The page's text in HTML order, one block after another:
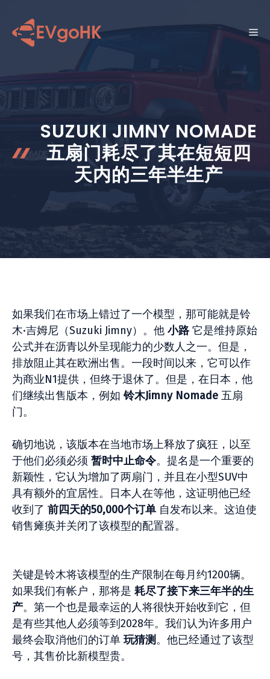
菜
SUZUKI JIMNY NOMADE
五扇门耗尽了其在短短四
天内的三年半生产
如果我们在市场上错过了一个模型，那可能就是铃
木·吉姆尼（Suzuki Jimny）。他 小路它是维持原始
公式并在沥青以外呈现能力的少数人之一。但是，
排放阻止其在欧洲出售。一段时间以来，它可以作
为商业N1提供，但终于退休了。但是，在日本，他
们继续出售版本，例如铃木Jimny Nomade 五扇
门。
确切地说，该版本在当地市场上释放了疯狂，以至
于他们必须必须 暂时中止命令。提名是一个重要的
新颖性，它认为增加了两扇门，并且在小型SUV中
具有额外的宜居性。日本人在等他，这证明他已经
收到了 前四天的50,000个订单 自发布以来。这迫使
销售瘫痪并关闭了该模型的配置器。
关键是铃木将该模型的生产限制在每月约1200辆。
如果我们有帐户，那将是 耗尽了接下来三年半的生
产。第一个也是最幸运的人将很快开始收到它，但
是有些其他人必须等到2028年。我们认为许多用户
最终会取消他们的订单 玩猜测。他已经通过了该型
号，其售价比新模型贵。